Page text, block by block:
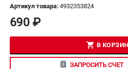
МАГАЗИНЫ
ИЗБРАННОЕ ( 0 )
СРАВНЕНИЕ ( 0 )
Артикул товара: 4932353824
690 ₽
В
ЗАПРОСИТЬ СЧЕТ